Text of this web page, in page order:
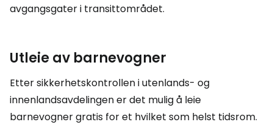
avgangsgater i transittområdet.
Utleie av barnevogner
Etter sikkerhetskontrollen i utenlands- og
innenlandsavdelingen er det mulig å leie
barnevogner gratis for et hvilket som helst tidsrom.